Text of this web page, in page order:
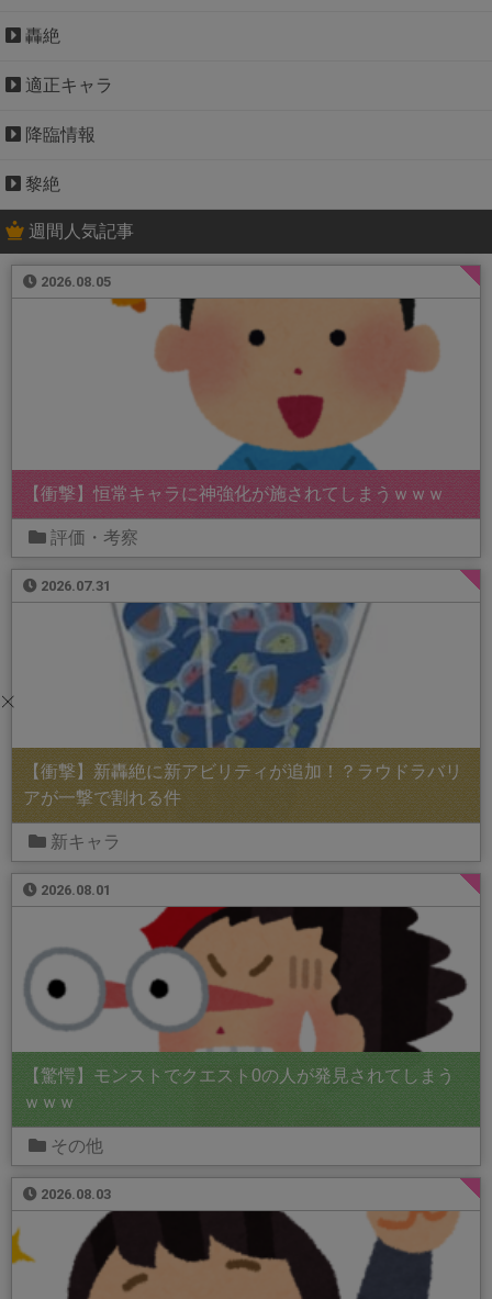
轟絶
適正キャラ
降臨情報
黎絶
週間人気記事
2026.08.05
【衝撃】恒常キャラに神強化が施されてしまうｗｗｗ
評価・考察
2026.07.31
【衝撃】新轟絶に新アビリティが追加！？ラウドラバリ
アが一撃で割れる件
新キャラ
2026.08.01
【驚愕】モンストでクエスト0の人が発見されてしまう
ｗｗｗ
その他
2026.08.03